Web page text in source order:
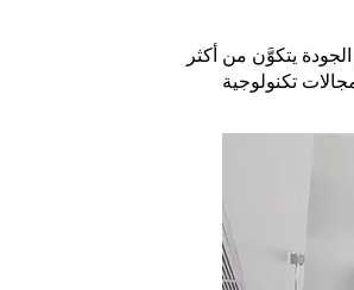
يتكوَّن من أكثر
تغطي مجالات تكنولوجية